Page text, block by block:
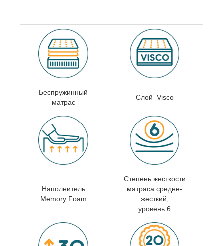
Беспружинный
матрас
Слой Visco
Наполнитель
Memory Foam
Степень жесткости
матраса средне-
жесткий,
уровень 6